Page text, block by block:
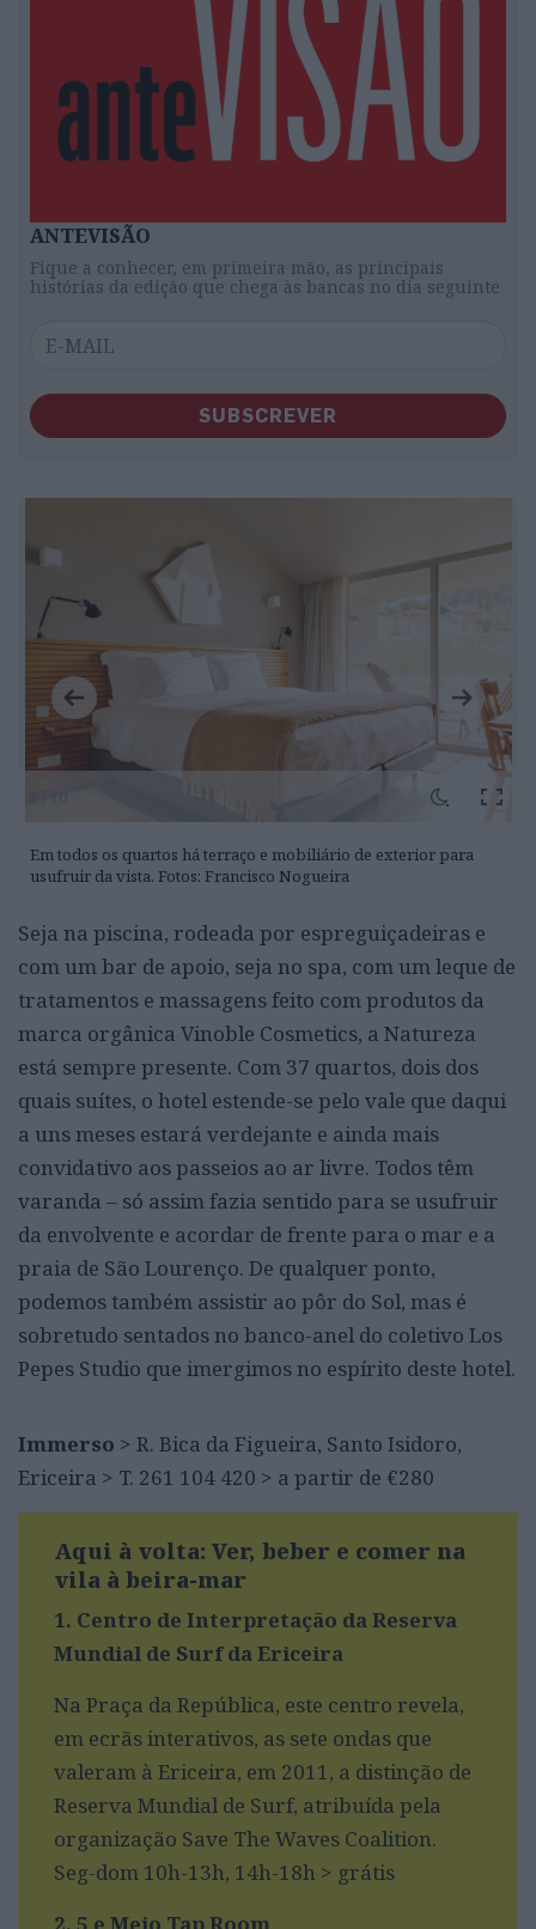
ANTEVISÃO
Fique a conhecer, em primeira mão, as principais
histórias da edição que chega às bancas no dia seguinte
SUBSCREVER
Em todos os quartos há terraço e mobiliário de exterior para
usufruir da vista. Fotos: Francisco Nogueira
Seja na piscina, rodeada por espreguiçadeiras e
com um bar de apoio, seja no spa, com um leque de
tratamentos e massagens feito com produtos da
marca orgânica Vinoble Cosmetics, a Natureza
está sempre presente. Com 37 quartos, dois dos
quais suítes, o hotel estende-se pelo vale que daqui
a uns meses estará verdejante e ainda mais
convidativo aos passeios ao ar livre. Todos têm
varanda – só assim fazia sentido para se usufruir
da envolvente e acordar de frente para o mar e a
praia de São Lourenço. De qualquer ponto,
podemos também assistir ao pôr do Sol, mas é
sobretudo sentados no banco-anel do coletivo Los
Pepes Studio que imergimos no espírito deste hotel.
Immerso > R. Bica da Figueira, Santo Isidoro,
Ericeira > T. 261 104 420 > a partir de €280
Aqui à volta: Ver, beber e comer na
vila à beira-mar
1. Centro de Interpretação da Reserva
Mundial de Surf da Ericeira
Na Praça da República, este centro revela,
em ecrãs interativos, as sete ondas que
valeram à Ericeira, em 2011, a distinção de
Reserva Mundial de Surf, atribuída pela
organização Save The Waves Coalition.
Seg-dom 10h-13h, 14h-18h > grátis
2. 5 e Meio Tap Room